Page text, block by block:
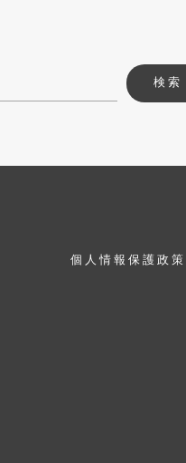
検索
個人情報保護政策